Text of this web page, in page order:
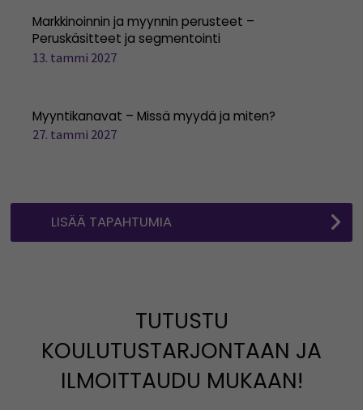
Markkinoinnin ja myynnin perusteet –
Peruskäsitteet ja segmentointi
13. tammi 2027
Myyntikanavat – Missä myydä ja miten?
27. tammi 2027
LISÄÄ TAPAHTUMIA
TUTUSTU
KOULUTUSTARJONTAAN JA
ILMOITTAUDU MUKAAN!